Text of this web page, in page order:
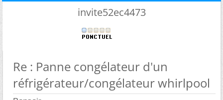
invite52ec4473
Re : Panne congélateur d'un
réfrigérateur/congélateur whirlpool